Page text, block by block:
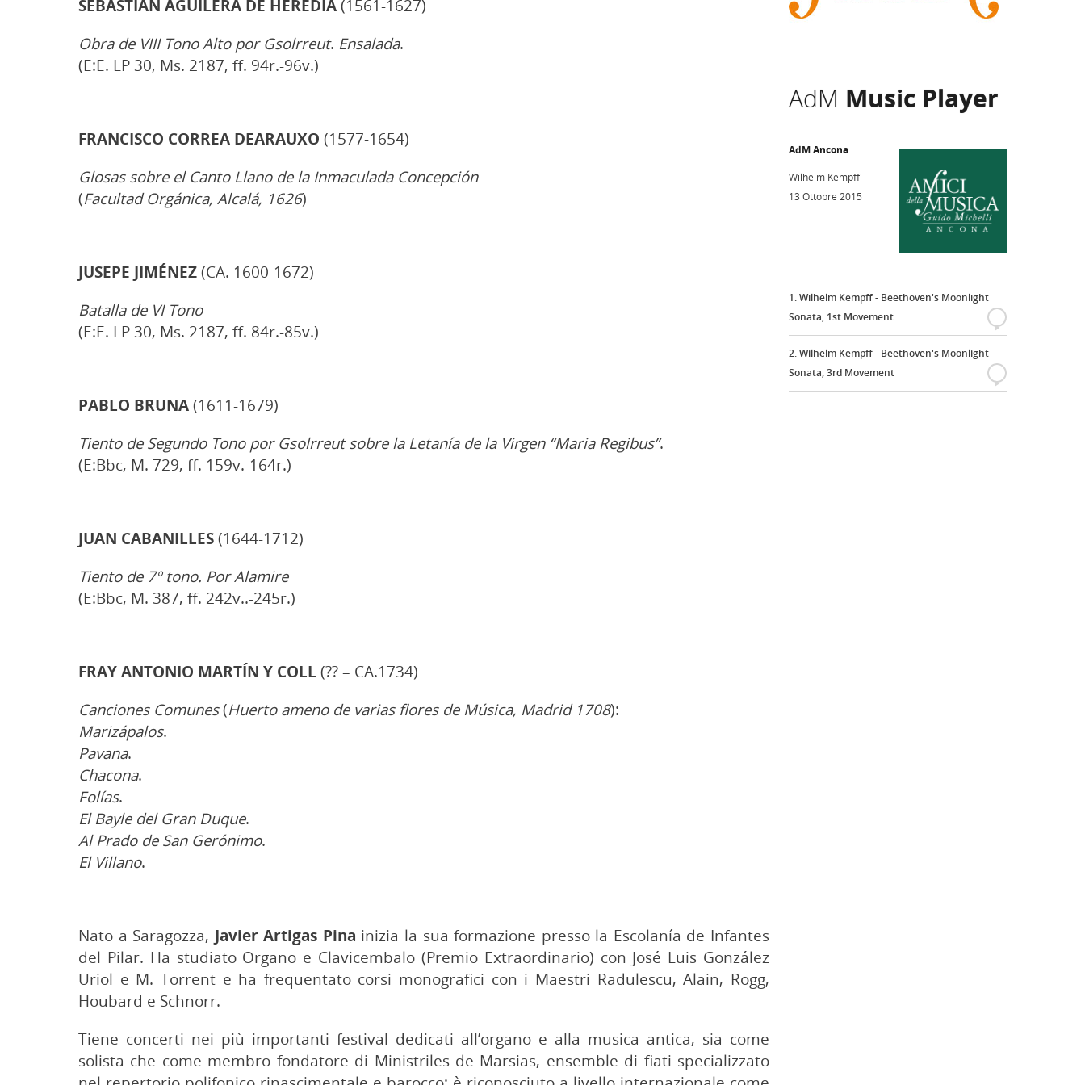
SEBASTIÁN AGUILERA DE HEREDIA (1561-1627)
Obra de VIII Tono Alto por Gsolrreut. Ensalada.
(E:E. LP 30, Ms. 2187, ff. 94r.-96v.)
FRANCISCO CORREA DEARAUXO (1577-1654)
Glosas sobre el Canto Llano de la Inmaculada Concepción
(Facultad Orgánica, Alcalá, 1626)
JUSEPE JIMÉNEZ (CA. 1600-1672)
Batalla de VI Tono
(E:E. LP 30, Ms. 2187, ff. 84r.-85v.)
PABLO BRUNA (1611-1679)
Tiento de Segundo Tono por Gsolrreut sobre la Letanía de la Virgen “Maria Regibus”.
(E:Bbc, M. 729, ff. 159v.-164r.)
JUAN CABANILLES (1644-1712)
Tiento de 7º tono. Por Alamire
(E:Bbc, M. 387, ff. 242v..-245r.)
FRAY ANTONIO MARTÍN Y COLL (?? – CA.1734)
Canciones Comunes(Huerto ameno de varias flores de Música, Madrid 1708):
Marizápalos.
Pavana.
Chacona.
Folías.
El Bayle del Gran Duque.
Al Prado de San Gerónimo.
El Villano.
Nato a Saragozza, Javier Artigas Pina inizia la sua formazione presso la Escolanía de Infantes
del Pilar. Ha studiato Organo e Clavicembalo (Premio Extraordinario) con José Luis González
Uriol e M. Torrent e ha frequentato corsi monografici con i Maestri Radulescu, Alain, Rogg,
Houbard e Schnorr.
Tiene concerti nei più importanti festival dedicati all’organo e alla musica antica, sia come
solista che come membro fondatore di Ministriles de Marsias, ensemble di fiati specializzato
AdM Music Player
AdM Ancona
Wilhelm Kempff
13 Ottobre 2015
1. Wilhelm Kempff - Beethoven's Moonlight
Sonata, 1st Movement
{
2. Wilhelm Kempff - Beethoven's Moonlight
Sonata, 3rd Movement
{